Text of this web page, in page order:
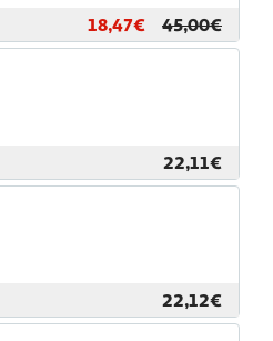
18,47€ 45,00€
22,11€
22,12€